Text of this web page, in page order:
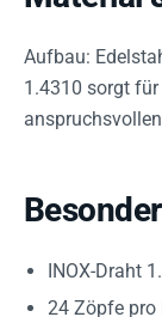
Aufbau:
1.4310 sorgt
INOX-Draht
24 Zöpfe